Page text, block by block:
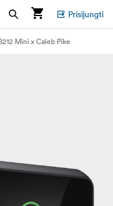
Prisijungti
Mini x Caleb Pike